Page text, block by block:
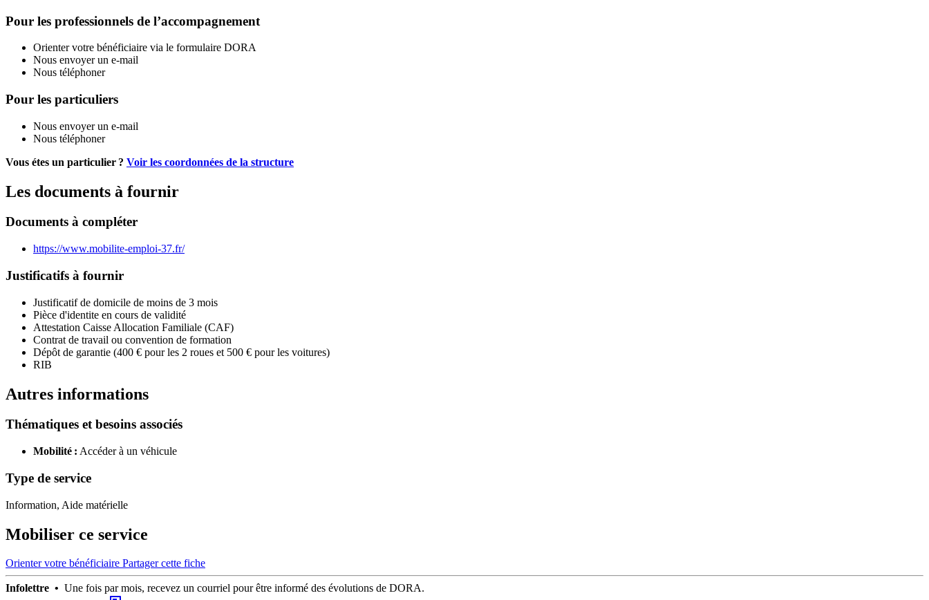
Pour les professionnels de l’accompagnement
Orienter votre bénéficiaire via le formulaire DORA
Nous envoyer un e-mail
Nous téléphoner
Pour les particuliers
Nous envoyer un e-mail
Nous téléphoner
Vous étes un particulier ? Voir les coordonnées de la structure
Les documents à fournir
Documents à compléter
https://www.mobilite-emploi-37.fr/
Justificatifs à fournir
Justificatif de domicile de moins de 3 mois
Pièce d'identite en cours de validité
Attestation Caisse Allocation Familiale (CAF)
Contrat de travail ou convention de formation
Dépôt de garantie (400 € pour les 2 roues et 500 € pour les voitures)
RIB
Autres informations
Thématiques et besoins associés
Mobilité : Accéder à un véhicule
Type de service
Information, Aide matérielle
Mobiliser ce service
Orienter votre bénéficiaire Partager cette fiche
Infolettre • Une fois par mois, recevez un courriel pour être informé des évolutions de DORA.